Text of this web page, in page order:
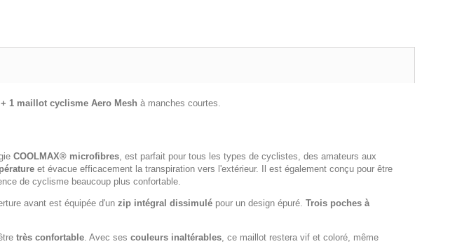
1 maillot cyclisme Aero Mesh à manches courtes.
COOLMAX® microfibres, est parfait pour tous les types de cyclistes, des amateurs aux
et évacue efficacement la transpiration vers l'extérieur. Il est également conçu pour être
de cyclisme beaucoup plus confortable.
avant est équipée d'un zip intégral dissimulé pour un design épuré. Trois poches à
très confortable. Avec ses couleurs inaltérables, ce maillot restera vif et coloré, même